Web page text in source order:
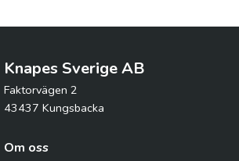
Knapes Sverige AB
Faktorvägen 2
43437 Kungsbacka
Om oss